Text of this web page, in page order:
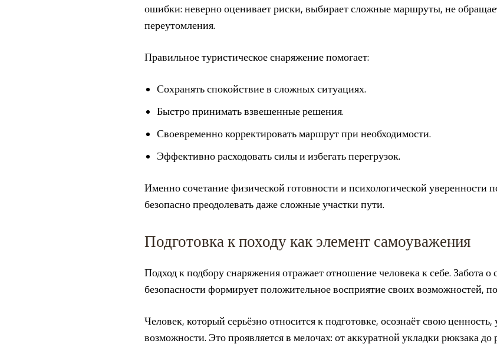
ошибки: неверно оценивает риски, выбирает сложные маршруты, не
переутомления.
Правильное туристическое снаряжение помогает:
Сохранять спокойствие в сложных ситуациях.
Быстро принимать взвешенные решения.
Своевременно корректировать маршрут при необходимости.
Эффективно расходовать силы и избегать перегрузок.
Именно сочетание физической готовности и психологической уверенности
безопасно преодолевать даже сложные участки пути.
Подготовка к походу как элемент самоуважения
Подход к подбору снаряжения отражает отношение человека к себе. Забота
безопасности формирует положительное восприятие своих возможностей,
Человек, который серьёзно относится к подготовке, осознаёт свою
возможности. Это проявляется в мелочах: от аккуратной укладки рюкзака